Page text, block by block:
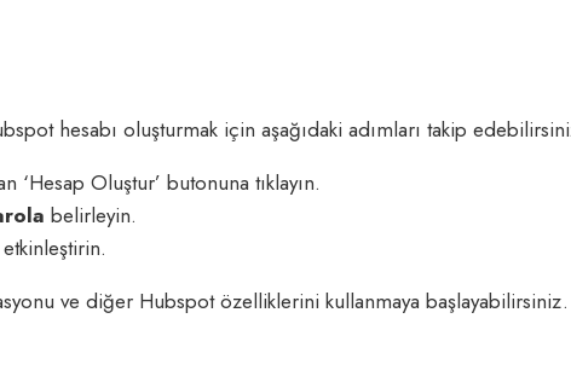
hesabı oluşturmak için aşağıdaki adımları takip
Oluştur’ butonuna tıklayın.
belirleyin.
etkinleştirin.
ve diğer Hubspot özelliklerini kullanmaya başlayabilirsiniz.